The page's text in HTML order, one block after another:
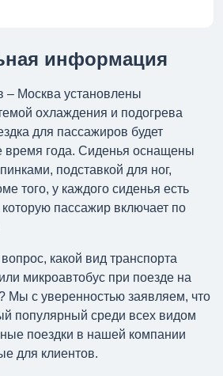
информация
– Москва установлены
охлаждения и подогрева
для пассажиров будет
время года. Сиденья оснащены
подставкой для ног,
того, у каждого сиденья есть
пассажир включает по
какой вид транспорта
микроавтобус при поезде на
Мы с уверенностью заявляем, что
популярный среди всех видом
поездки в нашей компании
для клиентов.